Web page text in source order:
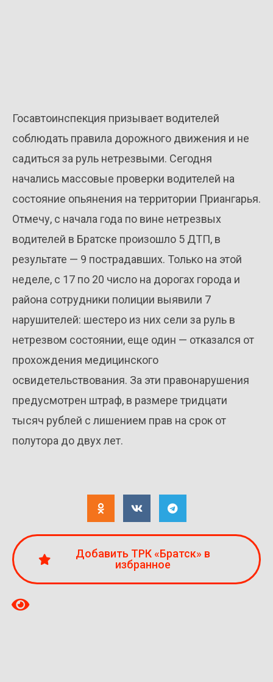
Госавтоинспекция призывает водителей
соблюдать правила дорожного движения и не
садиться за руль нетрезвыми. Сегодня
начались массовые проверки водителей на
состояние опьянения на территории Приангарья.
Отмечу, с начала года по вине нетрезвых
водителей в Братске произошло 5 ДТП, в
результате — 9 пострадавших. Только на этой
неделе, с 17 по 20 число на дорогах города и
района сотрудники полиции выявили 7
нарушителей: шестеро из них сели за руль в
нетрезвом состоянии, еще один — отказался от
прохождения медицинского
освидетельствования. За эти правонарушения
предусмотрен штраф, в размере тридцати
тысяч рублей с лишением прав на срок от
полутора до двух лет.
Добавить ТРК «Братск» в
избранное